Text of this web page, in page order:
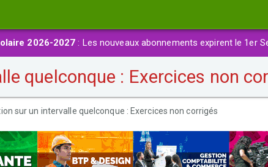
2026-2027 : Les nouveaux abonnements expirent le 1er
quelconque : Exercices non
sur un intervalle quelconque : Exercices non corrigés